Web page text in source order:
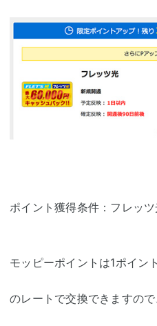
ポイント獲得条件：フレッ
モッピーポイントは1ポイン
のレートで交換できますので